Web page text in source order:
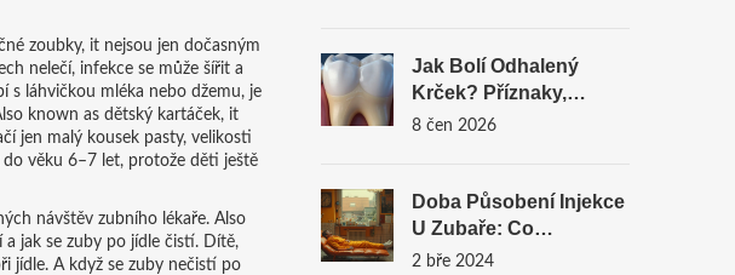
zoubky, it nejsou jen dočasným
nelečí, infekce se může šířit a
s láhvičkou mléka nebo džemu, je
known as dětský kartáček, it
jen malý kousek pasty, velikosti
věku 6–7 let, protože děti ještě
návštěv zubního lékaře. Also
jak se zuby po jídle čistí. Dítě,
jídle. A když se zuby nečistí po
Jak Bolí Odhalený
Krček? Příznaky,
Příčiny A Řešení
8 čen 2026
Doba Působení Injekce
U Zubaře: Co
Očekávat?
2 bře 2024